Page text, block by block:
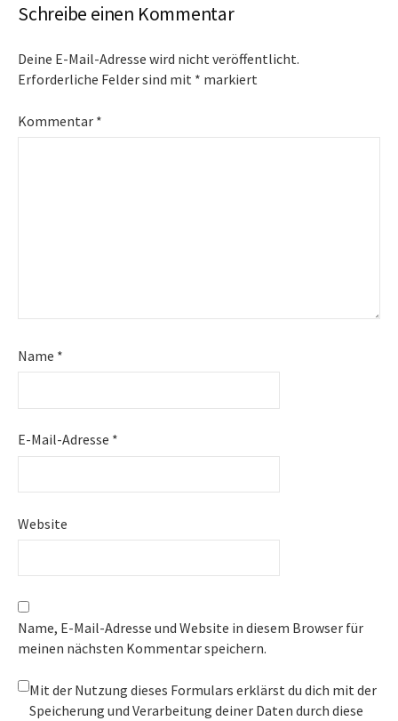
Schreibe einen Kommentar
Deine E-Mail-Adresse wird nicht veröffentlicht.
Erforderliche Felder sind mit * markiert
Kommentar *
Name *
E-Mail-Adresse *
Website
Name, E-Mail-Adresse und Website in diesem Browser für
meinen nächsten Kommentar speichern.
Mit der Nutzung dieses Formulars erklärst du dich mit der
Speicherung und Verarbeitung deiner Daten durch diese